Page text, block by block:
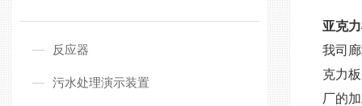
反应器
污水处理演示装置
亚克
我司
克力
厂的